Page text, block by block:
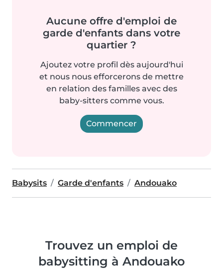
Aucune offre d'emploi de
garde d'enfants dans votre
quartier ?
Ajoutez votre profil dès aujourd'hui
et nous nous efforcerons de mettre
en relation des familles avec des
baby-sitters comme vous.
Commencer
Babysits Garde d'enfants Andouako
Trouvez un emploi de
babysitting à Andouako